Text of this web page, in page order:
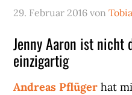
29. Februar 2016 von
Jenny Aaron ist nicht
einzigartig
Andreas Pflüger hat